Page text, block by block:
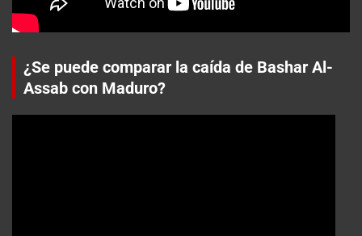
¿Se puede comparar la caída de Bashar Al-
Assab con Maduro?